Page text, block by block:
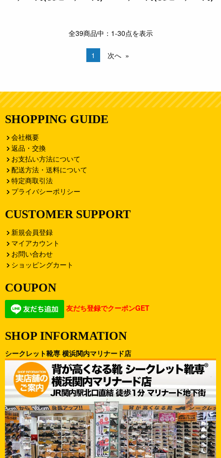
全39商品中：1-30点を表示
1 次へ
SHOPPING GUIDE
会社概要
返品・交換
お支払い方法について
配送方法・送料について
特定商取引法
プライバシーポリシー
CUSTOMER SUPPORT
新規会員登録
マイアカウント
お問い合わせ
ショッピングカート
COUPON
友だち登録でクーポンGET
SHOP INFORMATION
シークレット靴専 横浜関内マリナード店